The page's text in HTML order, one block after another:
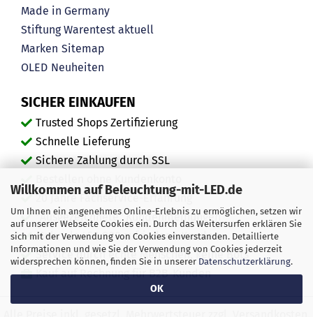
Willkommen auf Beleuchtung-mit-LED.de
Um Ihnen ein angenehmes Online-Erlebnis zu ermöglichen, setzen wir
auf unserer Webseite Cookies ein. Durch das Weitersurfen erklären Sie
sich mit der Verwendung von Cookies einverstanden. Detaillierte
Informationen und wie Sie der Verwendung von Cookies jederzeit
widersprechen können, finden Sie in unserer Datenschutzerklärung.
OK
Made in Germany
Stiftung Warentest aktuell
Marken Sitemap
OLED Neuheiten
SICHER EINKAUFEN
Trusted Shops Zertifizierung
Schnelle Lieferung
Sichere Zahlung durch SSL
20 Jahre Fachservice-Erfahrung
"Ausgezeichnete" Kundenmeinungen
Mehr als 450.000 zufriedene Kunden
Service durch echte Menschen, keine Bots
Kauf auf Rechnung für B2B-Kunden